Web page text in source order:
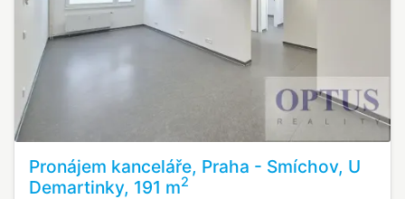
Pronájem kanceláře, Praha - Smíchov, U
Demartinky, 191 m2